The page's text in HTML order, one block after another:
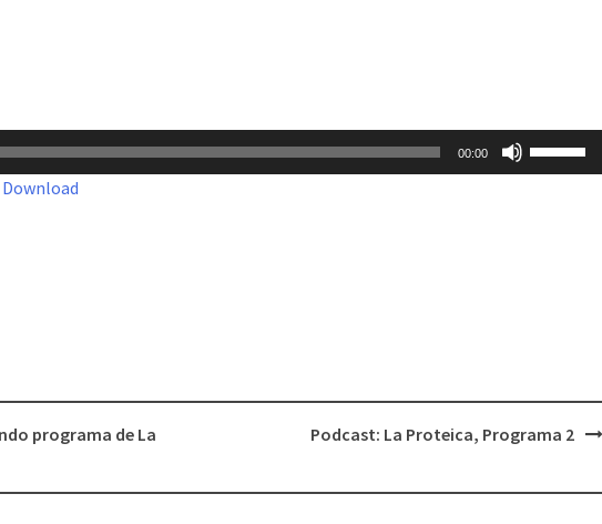
00:00
el
volumen.
Download
programa de La
Podcast: La Proteica, Programa 2